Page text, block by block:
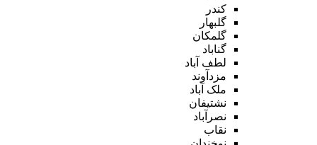
کندر
گلبهار
گلمکان
گناباد
لطف آباد
مزدآوند
ملک آباد
نشتیفان
نصرآباد
نقاب